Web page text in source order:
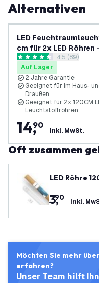
Alternativen
LED
cm für 2x LED Röhren
- Edelstahlklammern
4.5 Bewertungssterne
4.5 (89)
Auf Lager
2 Jahre Garantie
Geeignet für Im Haus-
Draußen
Geeignet für 2x 120CM
Leuchtstoffröhren
14,
90
inkl. MwSt.
Oft zusammen
LED Röhre
- 4000K -
ency
3,
90 inkl.
Möchten Sie mehr über Beleuchtungonline.de
erfahren?
Unser Team hilft